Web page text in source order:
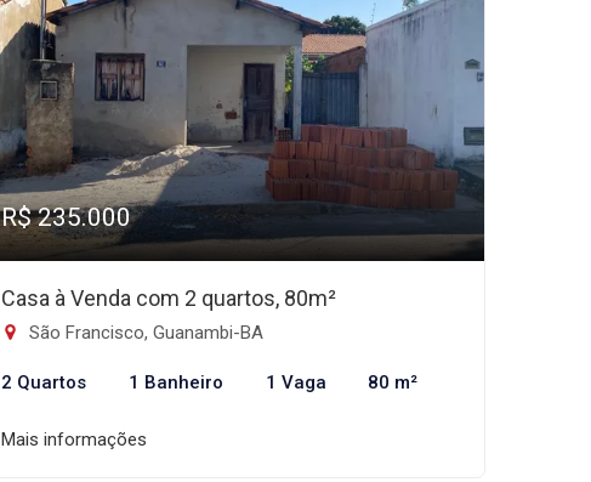
R$ 235.000
Casa à Venda com 2 quartos, 80m²
São Francisco, Guanambi-BA
2 Quartos 1 Banheiro 1 Vaga 80 m²
Mais informações